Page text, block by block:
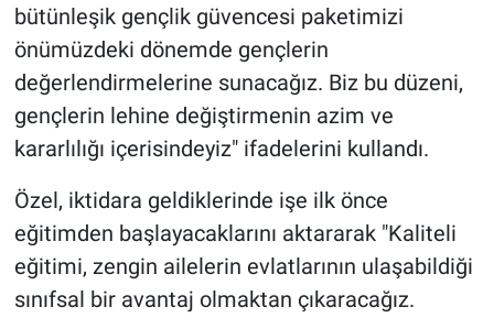
bütünleşik gençlik güvencesi paketimizi
önümüzdeki dönemde gençlerin
değerlendirmelerine sunacağız. Biz bu düzeni,
gençlerin lehine değiştirmenin azim ve
kararlılığı içerisindeyiz" ifadelerini kullandı.
Özel, iktidara geldiklerinde işe ilk önce
eğitimden başlayacaklarını aktararak "Kaliteli
eğitimi, zengin ailelerin evlatlarının ulaşabildiği
sınıfsal bir avantaj olmaktan çıkaracağız.